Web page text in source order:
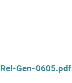
Rel-Gen-0605.pdf